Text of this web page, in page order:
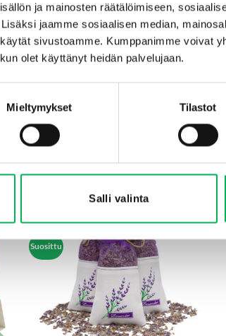
ja mainosten räätälöimiseen,
jaamme sosiaalisen median,
sivustoamme. Kumppanimme voivat
olet käyttänyt heidän palvelujaan.
Mieltymykset Tilastot
Salli valinta
kangaspussiin.
hienolla hiekkapaperilla.
saavuttamiseksi. Tarkista tekstiilit
SAATAT MYÖS PITÄÄ...
-28%
Suosittu